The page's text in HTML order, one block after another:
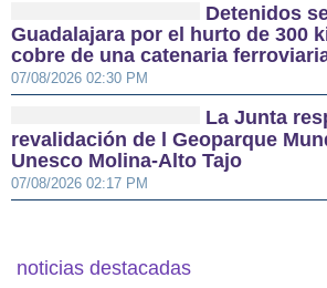
Detenidos
Guadalajara por el hurto de 300
cobre de una catenaria
07/08/2026 02:30 PM
La Junta
revalidación de l Geoparque
Unesco Molina-Alto Tajo
07/08/2026 02:17 PM
noticias destacadas